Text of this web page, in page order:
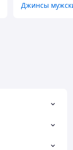
Джинсы